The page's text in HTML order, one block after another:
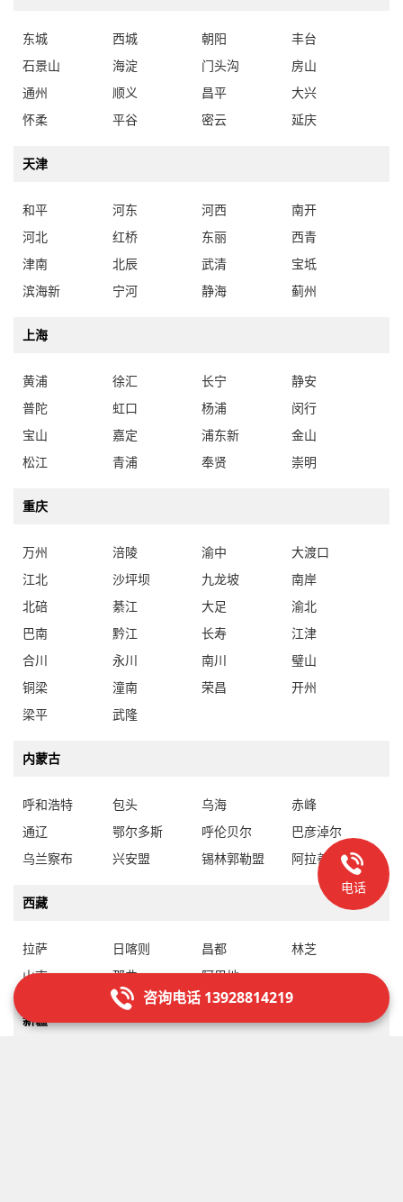
东城 西城 朝阳
丰台
石景山
海淀 门头沟
房山
通州
顺义 昌平
大兴
怀柔
平谷 密云 延庆
天津
和平 河东 河西
南开
河北
红桥 东丽
西青
津南
北辰 武清
宝坻
滨海新
宁河 静海 蓟州
上海
黄浦 徐汇 长宁
静安
普陀
虹口 杨浦
闵行
宝山
嘉定 浦东新
金山
松江
青浦 奉贤 崇明
重庆
万州 涪陵 渝中
大渡口
江北
沙坪坝 九龙坡
南岸
北碚
綦江 大足
渝北
巴南
黔江 长寿
江津
合川
永川 南川
璧山
铜梁
潼南 荣昌
开州
梁平
武隆
内蒙古
呼和浩特 包头 乌海
赤峰
通辽
鄂尔多斯 呼伦贝尔
巴彦淖尔
乌兰察布
兴安盟 锡林郭勒盟 阿拉善盟
西藏
拉萨 日喀则 昌都
林芝
山南
那曲 阿里地
新疆
电话
咨询电话 13928814219